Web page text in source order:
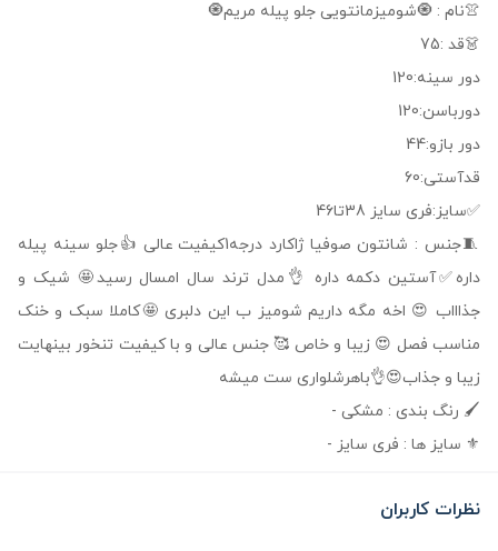
👚نام : 🧿شومیزمانتویی جلو پیله مریم🧿
👗قد :75
دور سینه:120
دورباسن:120
دور بازو:44
قدآستی:60
✅سایز:فری سایز 38تا46
🧵جنس : شانتون صوفیا ژاکارد درجه1کیفیت عالی 👍جلو سینه پیله
داره✅آستین دکمه داره 👌مدل ترند سال امسال رسید🤩 شیک و
جذاااب 😍 اخه مگه داریم شومیز ب این دلبری 🤩کاملا سبک و خنک
مناسب فصل 😍 زیبا و خاص 🥰 جنس عالی و با کیفیت تنخور بینهایت
زیبا و جذاب😍👌باهرشلواری ست میشه
🖌 رنگ بندی : مشکی -
⚜️ سایز ها : فری سایز -
نظرات کاربران